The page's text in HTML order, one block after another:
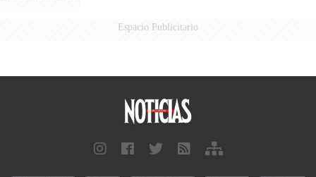
Espacio Publicitario